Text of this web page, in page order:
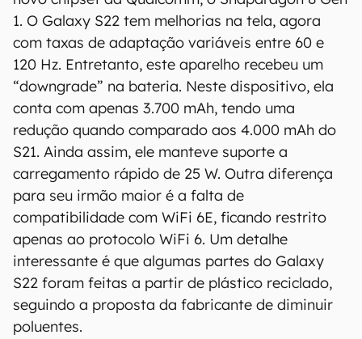
1. O Galaxy S22 tem melhorias na tela, agora
com taxas de adaptação variáveis entre 60 e
120 Hz. Entretanto, este aparelho recebeu um
“downgrade” na bateria. Neste dispositivo, ela
conta com apenas 3.700 mAh, tendo uma
redução quando comparado aos 4.000 mAh do
S21. Ainda assim, ele manteve suporte a
carregamento rápido de 25 W. Outra diferença
para seu irmão maior é a falta de
compatibilidade com WiFi 6E, ficando restrito
apenas ao protocolo WiFi 6. Um detalhe
interessante é que algumas partes do Galaxy
S22 foram feitas a partir de plástico reciclado,
seguindo a proposta da fabricante de diminuir
poluentes.
O Canaltech mantém esforço constante para
encontrar e manter atualizadas as
informações presentes em nossas fichas
técnicas, porém tenha em mente que
especificações e recursos podem variar entre
regiões e países. Portanto, recomendamos
que você visite o site oficial do fabricante ou
operadora que comercializa o produto para
confirmar suas características detalhadas e
regionais.
Aviso legal: O Canaltech não se responsabiliza
por quaisquer erros ou omissões, ou mesmo
os resultados obtidos com o uso dessas
informações. As informações são fornecidas
"como estão", sem qualquer garantia de
precisão, detalhes, variações ou em relação